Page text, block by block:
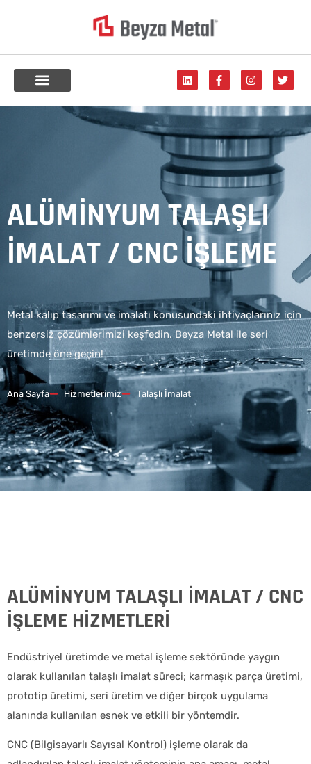
ALÜMİNYUM TALAŞLI
İMALAT / CNC İŞLEME
Metal kalıp tasarımı ve imalatı konusundaki ihtiyaçlarınız için
benzersiz çözümlerimizi keşfedin. Beyza Metal ile seri
üretimde öne geçin!
Ana Sayfa Hizmetlerimiz Talaşlı İmalat
ALÜMİNYUM TALAŞLI İMALAT / CNC
İŞLEME HİZMETLERİ
Endüstriyel üretimde ve metal işleme sektöründe yaygın
olarak kullanılan talaşlı imalat süreci; karmaşık parça üretimi,
prototip üretimi, seri üretim ve diğer birçok uygulama
alanında kullanılan esnek ve etkili bir yöntemdir.
CNC (Bilgisayarlı Sayısal Kontrol) işleme olarak da